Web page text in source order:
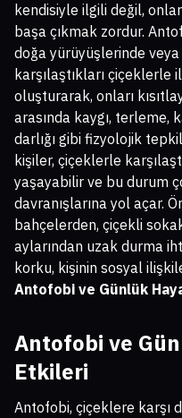
kendisiyle ilgili değil,
başa çıkmak zordur.
doğa yürüyüşlerinde
karşılaştıkları çiçeklerle
oluşturarak, onları
arasında kaygı, terleme,
darlığı gibi fizyolojik
kişiler, çiçeklerle
yaşayabilir ve bu durum
davranışlarına yol açar.
bahçelerden, çiçekli
aylarından uzak durma
korku, kişinin sosyal
Antofobi ve Günlük
Antofobi ve
Etkileri
Antofobi, çiçeklere karşı